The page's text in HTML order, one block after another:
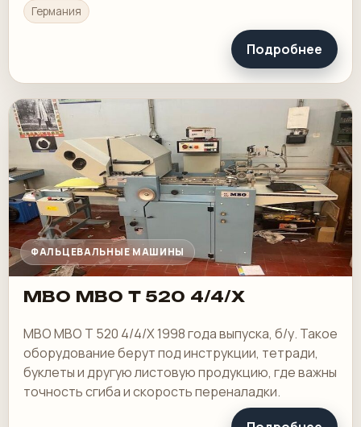
Германия
Подробнее
ФАЛЬЦЕВАЛЬНЫЕ МАШИНЫ
MBO MBO T 520 4/4/X
MBO MBO T 520 4/4/X 1998 года выпуска, б/у. Такое
оборудование берут под инструкции, тетради,
буклеты и другую листовую продукцию, где важны
точность сгиба и скорость переналадки.